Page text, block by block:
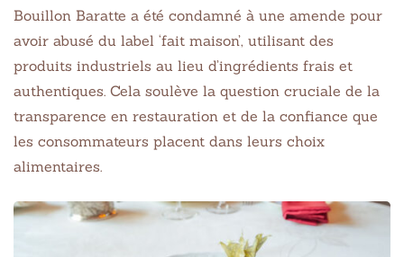
Bouillon Baratte a été condamné à une amende pour
avoir abusé du label ‘fait maison’, utilisant des
produits industriels au lieu d’ingrédients frais et
authentiques. Cela soulève la question cruciale de la
transparence en restauration et de la confiance que
les consommateurs placent dans leurs choix
alimentaires.